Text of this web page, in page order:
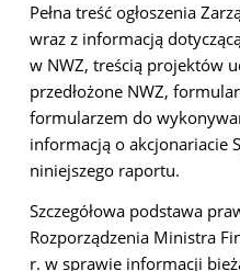
Pełna treść ogłoszenia
wraz z informacją
w NWZ, treścią projektów
przedłożone NWZ,
formularzem do
informacją o akcjonariacie
niniejszego raportu.
Szczegółowa podstawa
Rozporządzenia Ministra
r. w sprawie informacji